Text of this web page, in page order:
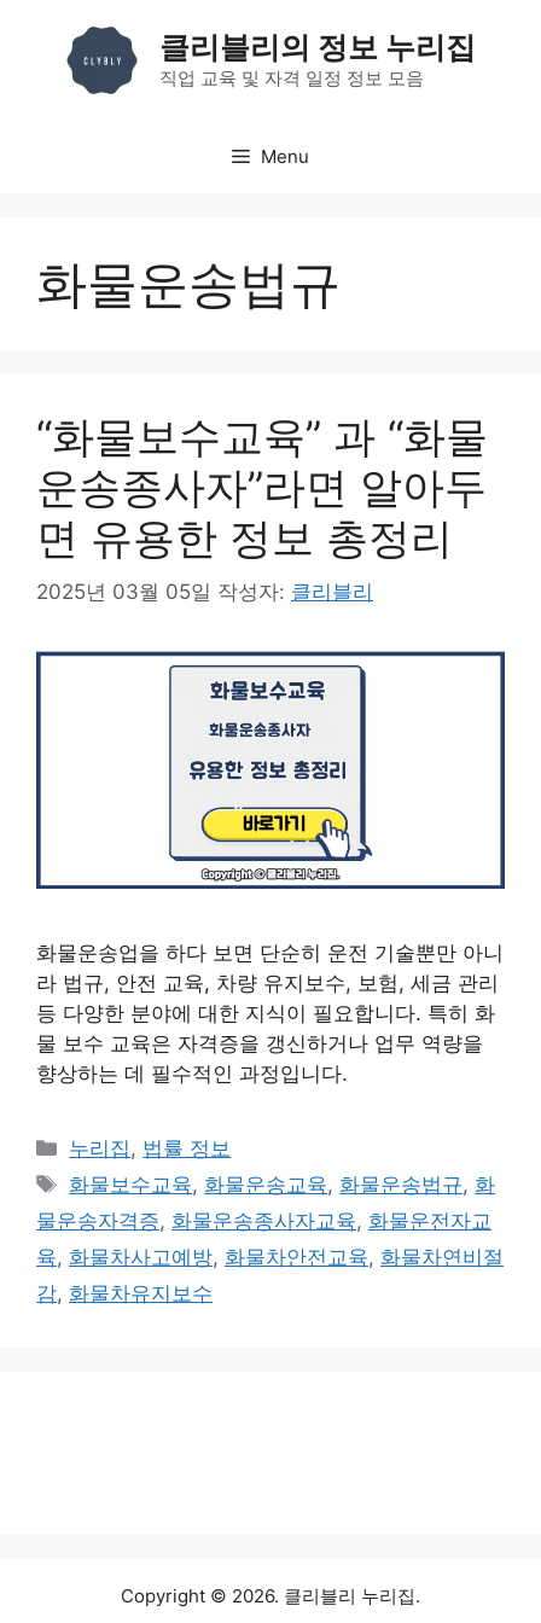
클리블리의 정보 누리집
직업 교육 및 자격 일정 정보 모음
Menu
화물운송법규
“화물보수교육” 과 “화물
운송종사자”라면 알아두
면 유용한 정보 총정리
2025년 03월 05일 작성자: 클리블리
화물운송업을 하다 보면 단순히 운전 기술뿐만 아니
라 법규, 안전 교육, 차량 유지보수, 보험, 세금 관리
등 다양한 분야에 대한 지식이 필요합니다. 특히 화
물 보수 교육은 자격증을 갱신하거나 업무 역량을
향상하는 데 필수적인 과정입니다.
카
테
고
리
누리집 , 법률 정보
태
그
화물보수교육, 화물운송교육, 화물운송법규, 화
물운송자격증, 화물운송종사자교육, 화물운전자교
육, 화물차사고예방, 화물차안전교육, 화물차연비절
감, 화물차유지보수
Copyright © 2026. 클리블리 누리집.